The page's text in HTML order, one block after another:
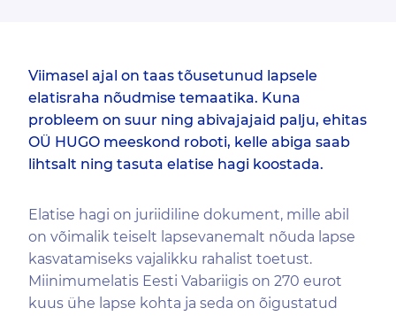
Viimasel ajal on taas tõusetunud lapsele
elatisraha nõudmise temaatika. Kuna
probleem on suur ning abivajajaid palju, ehitas
OÜ HUGO meeskond roboti, kelle abiga saab
lihtsalt ning tasuta elatise hagi koostada.
Elatise hagi on juriidiline dokument, mille abil
on võimalik teiselt lapsevanemalt nõuda lapse
kasvatamiseks vajalikku rahalist toetust.
Miinimumelatis Eesti Vabariigis on 270 eurot
kuus ühe lapse kohta ja seda on õigustatud